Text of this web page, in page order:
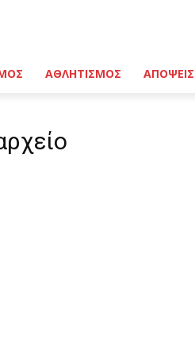
ΑΘΛΗΤΙΣΜΟΣ ΑΠΟΨΕΙΣ